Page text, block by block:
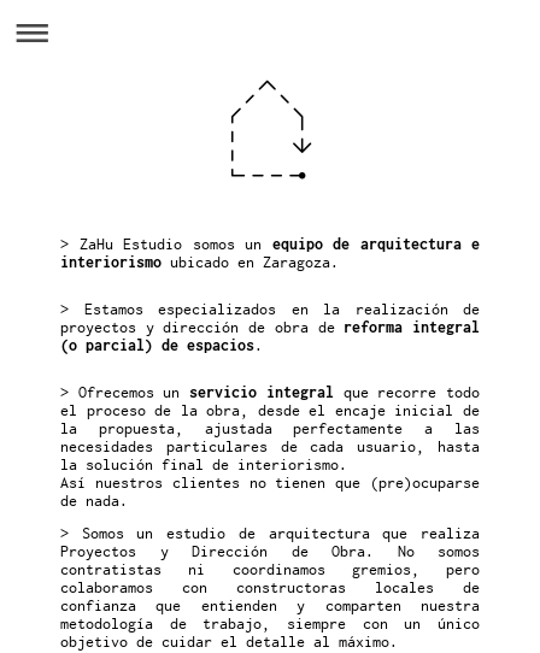
> ZaHu Estudio somos un equipo de arquitectura e
interiorismo ubicado en Zaragoza.
> Estamos especializados en la realización de
proyectos y dirección de obra de reforma integral
(o parcial) de espacios.
> Ofrecemos unservicio integralque recorre todo
el proceso de la obra, desde el encaje inicial de
la propuesta, ajustada perfectamente a las
necesidades particulares de cada usuario, hasta
la solución final de interiorismo.
Así nuestros clientes no tienen que (pre)ocuparse
de nada.
> Somos un estudio de arquitectura que realiza
Proyectos y Dirección de Obra. No somos
contratistas ni coordinamos gremios, pero
colaboramos con constructoras locales de
confianza que entienden y comparten nuestra
metodología de trabajo, siempre con un único
objetivo de cuidar el detalle al máximo.